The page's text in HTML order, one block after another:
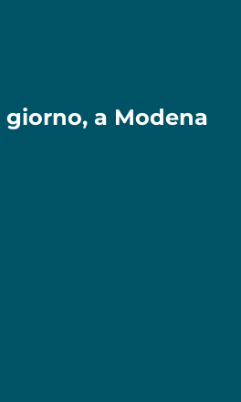
a Modena